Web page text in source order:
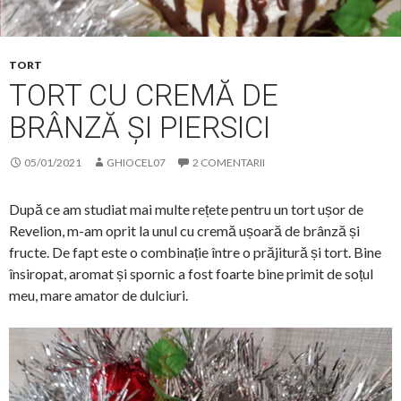
TORT
TORT CU CREMĂ DE
BRÂNZĂ ȘI PIERSICI
05/01/2021 GHIOCEL07 2 COMENTARII
După ce am studiat mai multe rețete pentru un tort ușor de
Revelion, m-am oprit la unul cu cremă ușoară de brânză și
fructe. De fapt este o combinație între o prăjitură și tort. Bine
însiropat, aromat și spornic a fost foarte bine primit de soțul
meu, mare amator de dulciuri.